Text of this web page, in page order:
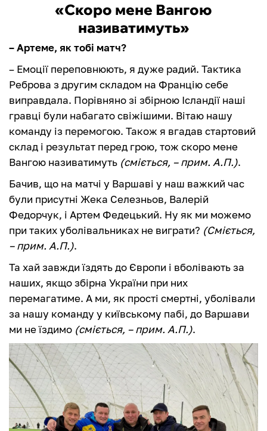
«Скоро мене Вангою
називатимуть»
– Артеме, як тобі матч?
– Емоції переповнюють, я дуже радий. Тактика
Реброва з другим складом на Францію себе
виправдала. Порівняно зі збірною Ісландії наші
гравці були набагато свіжішими. Вітаю нашу
команду із перемогою. Також я вгадав стартовий
склад і результат перед грою, тож скоро мене
Вангою називатимуть (сміється, – прим. А.П.).
Бачив, що на матчі у Варшаві у наш важкий час
були присутні Жека Селезньов, Валерій
Федорчук, і Артем Федецький. Ну як ми можемо
при таких уболівальниках не виграти? (Сміється,
– прим. А.П.).
Та хай завжди їздять до Європи і вболівають за
наших, якщо збірна України при них
перемагатиме. А ми, як прості смертні, уболівали
за нашу команду у київському пабі, до Варшави
ми не їздимо (сміється, – прим. А.П.).